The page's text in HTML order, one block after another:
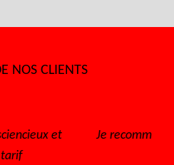
NOS CLIENTS
sérieux et prix abordable